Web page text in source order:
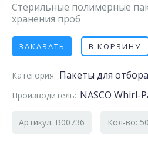
Стерильные полимерные
хранения проб
ЗАКАЗАТЬ В КОРЗИНУ
Категория: Пакеты для
Производитель: NASCO Whirl-
Артикул: B00736 Кол-во: